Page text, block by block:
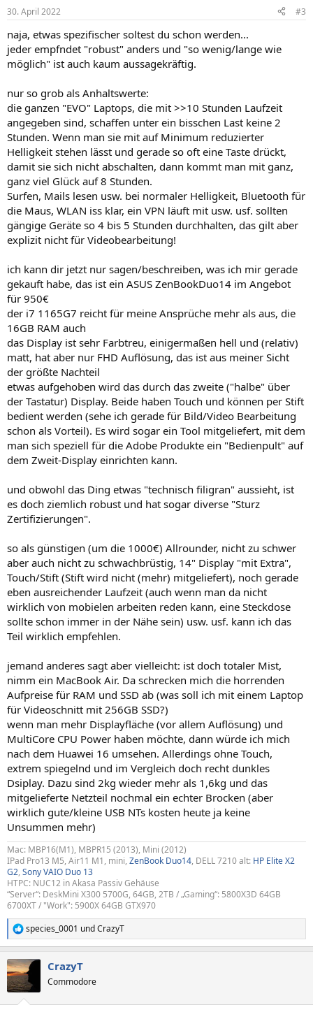
30. April 2022 #3
naja, etwas spezifischer soltest du schon werden...
jeder empfndet "robust" anders und "so wenig/lange wie
möglich" ist auch kaum aussagekräftig.
nur so grob als Anhaltswerte:
die ganzen "EVO" Laptops, die mit >>10 Stunden Laufzeit
angegeben sind, schaffen unter ein bisschen Last keine 2
Stunden. Wenn man sie mit auf Minimum reduzierter
Helligkeit stehen lässt und gerade so oft eine Taste drückt,
damit sie sich nicht abschalten, dann kommt man mit ganz,
ganz viel Glück auf 8 Stunden.
Surfen, Mails lesen usw. bei normaler Helligkeit, Bluetooth für
die Maus, WLAN iss klar, ein VPN läuft mit usw. usf. sollten
gängige Geräte so 4 bis 5 Stunden durchhalten, das gilt aber
explizit nicht für Videobearbeitung!
ich kann dir jetzt nur sagen/beschreiben, was ich mir gerade
gekauft habe, das ist ein ASUS ZenBookDuo14 im Angebot
für 950€
der i7 1165G7 reicht für meine Ansprüche mehr als aus, die
16GB RAM auch
das Display ist sehr Farbtreu, einigermaßen hell und (relativ)
matt, hat aber nur FHD Auflösung, das ist aus meiner Sicht
der größte Nachteil
etwas aufgehoben wird das durch das zweite ("halbe" über
der Tastatur) Display. Beide haben Touch und können per Stift
bedient werden (sehe ich gerade für Bild/Video Bearbeitung
schon als Vorteil). Es wird sogar ein Tool mitgeliefert, mit dem
man sich speziell für die Adobe Produkte ein "Bedienpult" auf
dem Zweit-Display einrichten kann.
und obwohl das Ding etwas "technisch filigran" aussieht, ist
es doch ziemlich robust und hat sogar diverse "Sturz
Zertifizierungen".
so als günstigen (um die 1000€) Allrounder, nicht zu schwer
aber auch nicht zu schwachbrüstig, 14" Display "mit Extra",
Touch/Stift (Stift wird nicht (mehr) mitgeliefert), noch gerade
eben ausreichender Laufzeit (auch wenn man da nicht
wirklich von mobielen arbeiten reden kann, eine Steckdose
sollte schon immer in der Nähe sein) usw. usf. kann ich das
Teil wirklich empfehlen.
jemand anderes sagt aber vielleicht: ist doch totaler Mist,
nimm ein MacBook Air. Da schrecken mich die horrenden
Aufpreise für RAM und SSD ab (was soll ich mit einem Laptop
für Videoschnitt mit 256GB SSD?)
wenn man mehr Displayfläche (vor allem Auflösung) und
MultiCore CPU Power haben möchte, dann würde ich mich
nach dem Huawei 16 umsehen. Allerdings ohne Touch,
extrem spiegelnd und im Vergleich doch recht dunkles
Dsiplay. Dazu sind 2kg wieder mehr als 1,6kg und das
mitgelieferte Netzteil nochmal ein echter Brocken (aber
wirklich gute/kleine USB NTs kosten heute ja keine
Unsummen mehr)
Mac: MBP16(M1), MBPR15 (2013), Mini (2012)
IPad Pro13 M5, Air11 M1, mini, ZenBook Duo14, DELL 7210 alt: HP Elite X2
G2, Sony VAIO Duo 13
HTPC: NUC12 in Akasa Passiv Gehäuse
“Server“: DeskMini X300 5700G, 64GB, 2TB / „Gaming“: 5800X3D 64GB
6700XT / "Work": 5900X 64GB GTX970
R
e
k
t
i
species_0001 undCrazyT
CrazyT
Commodore